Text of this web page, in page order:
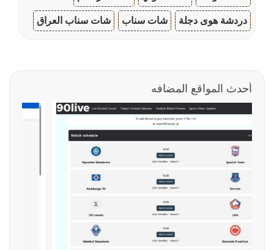
دردشة هوى دجلة شات سناب شات سناب العراق
أحدث المواقع المضافه